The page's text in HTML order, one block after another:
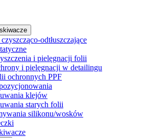
odtłuszczające
i pielęgnacji folii
i pielęgnacji w detailingu
ochronnych PPF
klejów
starych folii
silikonu/wosków